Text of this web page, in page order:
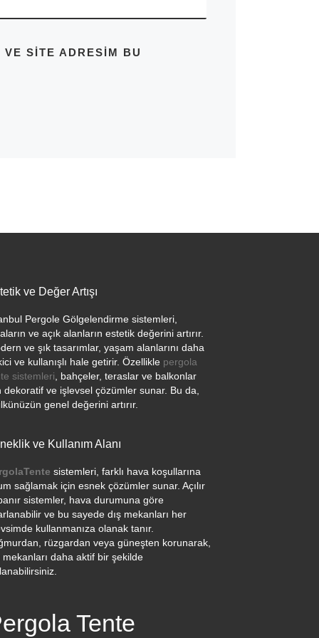
SITE ADRESIM BU
ve Değer Artışı
Pergole Gölgelendirme sistemleri,
ve açık alanların estetik değerini artırır.
ve şık tasarımlar, yaşam alanlarını daha
ve kullanışlı hale getirir. Özellikle pergola
sistemleri, bahçeler, teraslar ve balkonlar
dekoratif ve işlevsel çözümler sunar. Bu da,
genel değerini artırır.
ve Kullanım Alanı
sistemleri, farklı hava koşullarına
sağlamak için esnek çözümler sunar. Açılır
sistemler, hava durumuna göre
ve bu sayede dış mekanları her
kullanmanıza olanak tanır.
rüzgardan veya güneşten korunarak,
mekanları daha aktif bir şekilde
Tente